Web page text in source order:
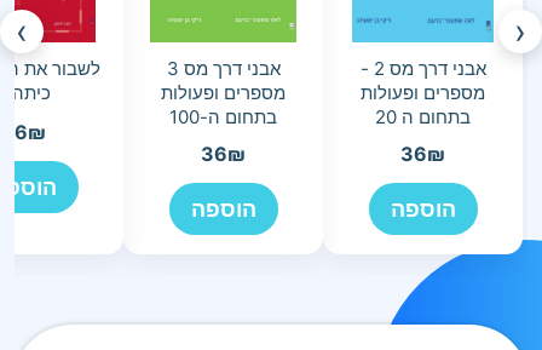
‹
אבני דרך מס 2 -
מספרים ופעולות
בתחום ה 20
36₪
הוספה
אבני דרך מס 3
מספרים ופעולות
בתחום ה-100
36₪
הוספה
כיתה
26₪
›